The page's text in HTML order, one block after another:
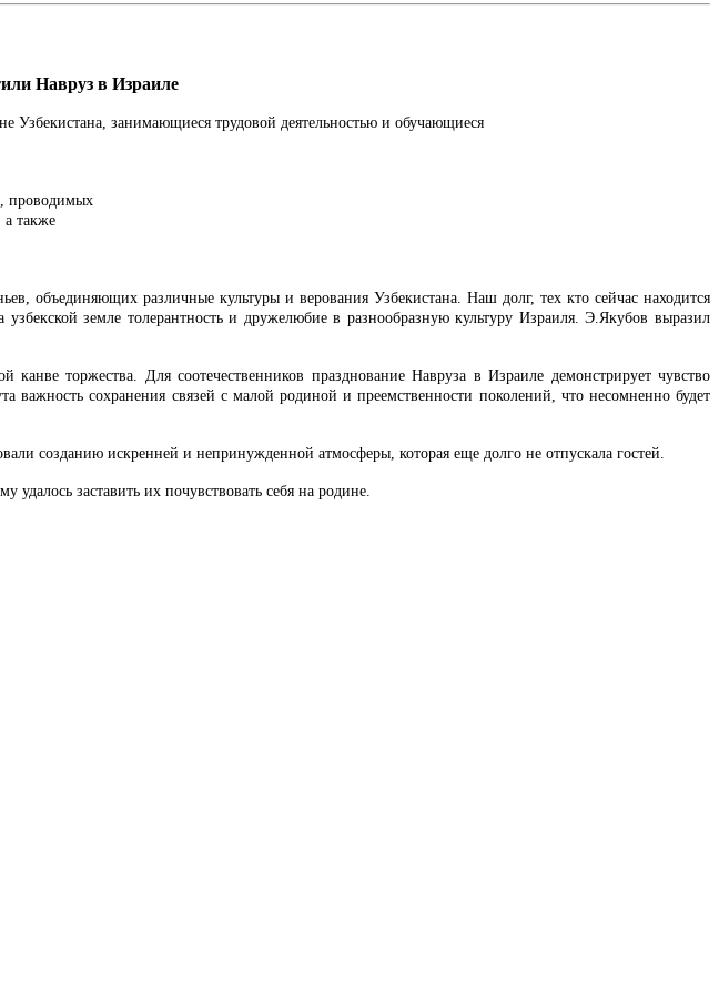
Навруз в Израиле
Узбекистана, занимающиеся трудовой деятельностью и обучающиеся
проводимых
а также
объединяющих различные культуры и верования Узбекистана. Наш долг, тех кто сейчас находится
земле толерантность и дружелюбие в разнообразную культуру Израиля. Э.Якубов выразил
торжества. Для соотечественников празднование Навруза в Израиле демонстрирует чувство
сохранения связей с малой родиной и преемственности поколений, что несомненно будет
созданию искренней и непринужденной атмосферы, которая еще долго не отпускала гостей.
заставить их почувствовать себя на родине.